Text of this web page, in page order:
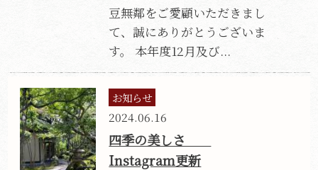
豆無鄰をご愛顧いただきまし
て、誠にありがとうございま
す。 本年度12月及び...
お知らせ
2024.06.16
四季の美しさ
Instagram更新